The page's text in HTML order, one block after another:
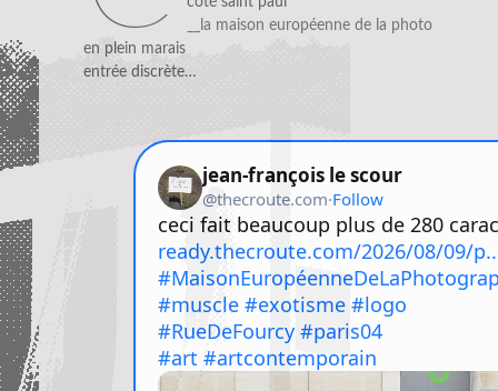
__la maison européenne de la photo
en plein marais
entrée discrète…